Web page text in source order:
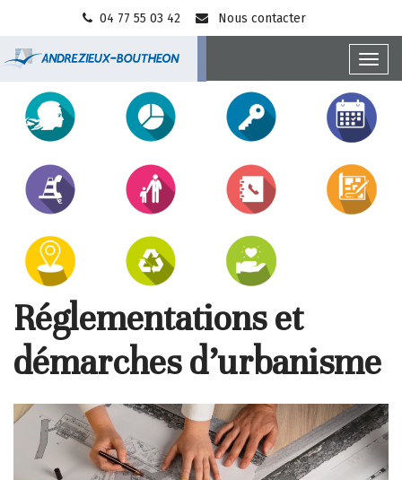
04 77 55 03 42 Nous contacter
Ville
d'Andrézieux-
Bouthéon
Accès
direct
Réglementations et
démarches d’urbanisme